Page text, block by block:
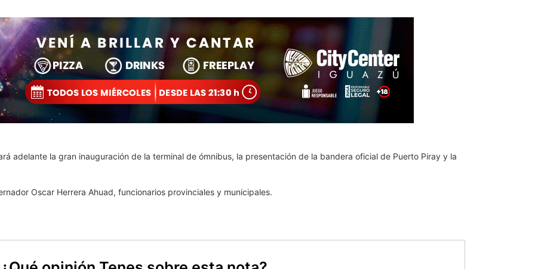
adelante la gran inauguración de la terminal de ómnibus, la presentación de la bandera oficial de Puerto Piray y la
Oscar Herrera Ahuad, funcionarios provinciales y municipales.